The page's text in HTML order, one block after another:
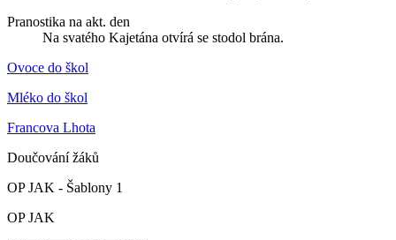
Pranostika na akt. den
Na svatého Kajetána otvírá se stodol brána.
Ovoce do škol
Mléko do škol
Francova Lhota
Doučování žáků
OP JAK - Šablony 1
OP JAK